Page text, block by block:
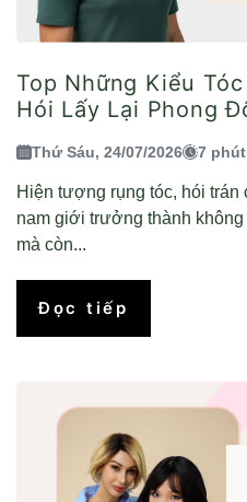
Top Những Kiểu
Hói Lấy Lại Phong
Thứ Sáu, 24/07/2026 7
Hiện tượng rụng tóc, hói
nam giới trưởng thành
mà còn...
Đọc tiếp